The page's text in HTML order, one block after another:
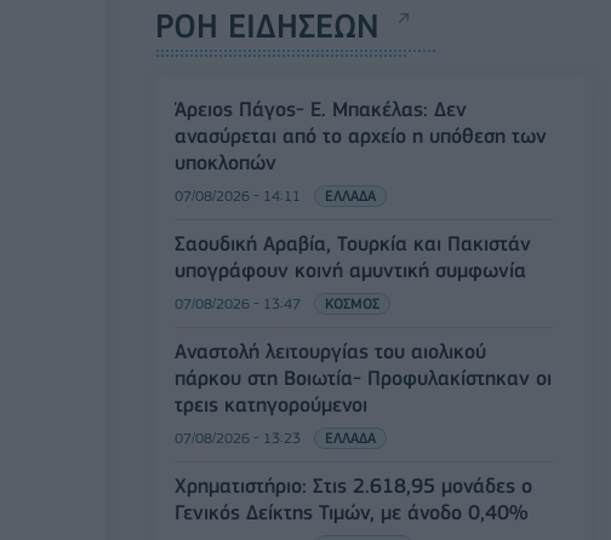
ΡΟΗ ΕΙΔΗΣΕΩΝ
Άρειος Πάγος- Ε. Μπακέλας: Δεν
ανασύρεται από το αρχείο η υπόθεση των
υποκλοπών
07/08/2026 - 14:11 ΕΛΛΑΔΑ
Σαουδική Αραβία, Τουρκία και Πακιστάν
υπογράφουν κοινή αμυντική συμφωνία
07/08/2026 - 13:47 ΚΟΣΜΟΣ
Αναστολή λειτουργίας του αιολικού
πάρκου στη Βοιωτία- Προφυλακίστηκαν οι
τρεις κατηγορούμενοι
07/08/2026 - 13:23 ΕΛΛΑΔΑ
Χρηματιστήριο: Στις 2.618,95 μονάδες ο
Γενικός Δείκτης Τιμών, με άνοδο 0,40%